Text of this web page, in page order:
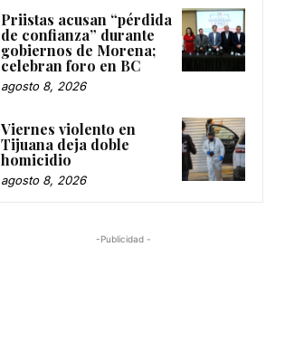
Priistas acusan “pérdida
de confianza” durante
gobiernos de Morena;
celebran foro en BC
agosto 8, 2026
Viernes violento en
Tijuana deja doble
homicidio
agosto 8, 2026
-Publicidad -